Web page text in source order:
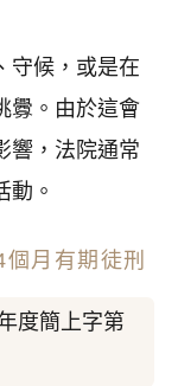
守候，或是在
釁。由於這會
響，法院通常
動。
月有期徒刑
度簡上字第